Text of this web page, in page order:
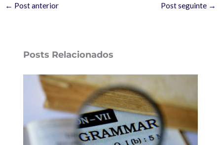
← Post anterior Post seguinte →
Posts Relacionados